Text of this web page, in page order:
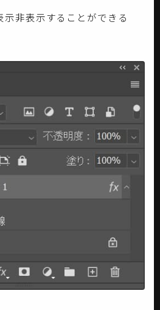
示非表示することができる